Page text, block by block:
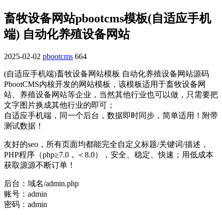
畜牧设备网站pbootcms模板(自适应手机
端) 自动化养殖设备网站
2025-02-02 pbootcms 664
(自适应手机端)畜牧设备网站模板 自动化养殖设备网站源码
PbootCMS内核开发的网站模板，该模板适用于畜牧设备网
站、养殖设备网站等企业，当然其他行业也可以做，只需要把
文字图片换成其他行业的即可；
自适应手机端，同一个后台，数据即时同步，简单适用！附带
测试数据！
友好的seo，所有页面均都能完全自定义标题/关键词/描述，
PHP程序（php≥7.0，＜8.0），安全、稳定、快速；用低成本
获取源源不断订单！
后台：域名/admin.php
账号：admin
密码：admin